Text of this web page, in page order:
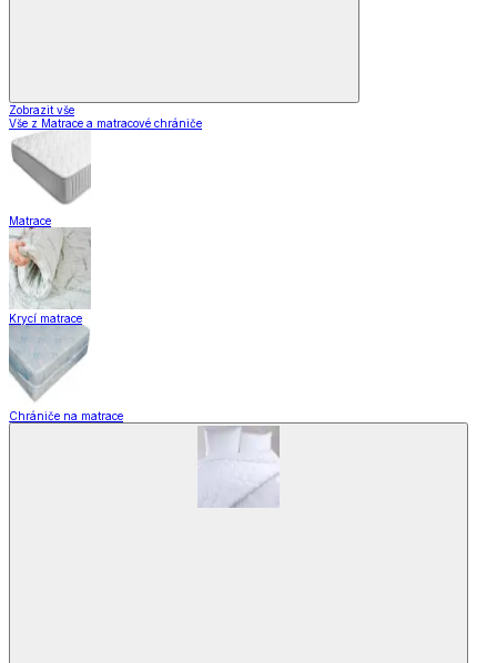
Zobrazit vše
Vše z Matrace a matracové chrániče
Matrace
Krycí matrace
Chrániče na matrace